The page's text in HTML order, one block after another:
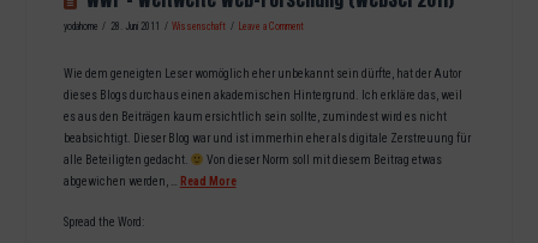
yodahome 28. Juni 2011 Wissenschaft Leave a Comment
Wie dem geneigten Leser womöglich eher unbekannt sein dürfte, hat der Autor
dieses Blogs durchaus einen akademischen Hintergrund. Ich erkläre das, weil
es aus den Beiträgen kaum ersichtlich sein sollte, zumindest wird es nicht
beabsichtigt. Dieser Blog war und ist immerhin eher als digitale Zerstreuung für
alle Beteiligten gedacht.
Von dieser Norm soll mit diesem Beitrag etwas
abgewichen werden, … Read More
Spread the Word: